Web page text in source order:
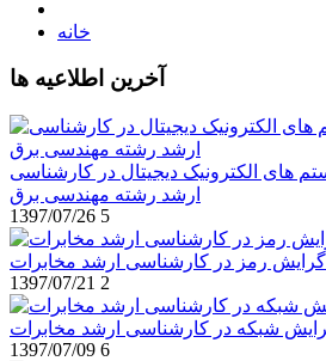
خانه
آخرین اطلاعیه ها
های الکترونیک دیجیتال در کارشناسی
ارشد رشته مهندسی برق
1397/07/26 5
گرایش رمز در کارشناسی ارشد مخابرات
1397/07/21 2
گرایش شبکه در کارشناسی ارشد مخابرات
1397/07/09 6